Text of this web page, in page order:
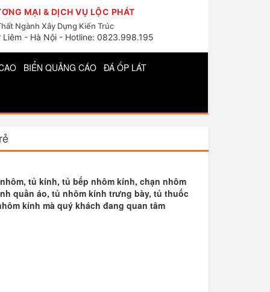
MẠI & DỊCH VỤ LỘC PHÁT
Ngành Xây Dựng Kiến Trúc
- Hà Nội - Hotline: 0823.998.195
BIỂN QUẢNG CÁO ĐÁ ỐP LÁT
tủ kính, tủ bếp nhôm kính, chạn nhôm
quần áo, tủ nhôm kính trưng bày, tủ thuốc
kính mà quý khách đang quan tâm